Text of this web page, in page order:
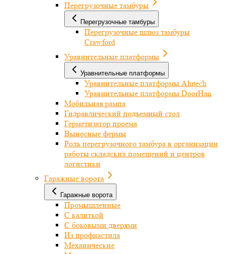
Перегрузочные тамбуры
Перегрузочные тамбуры
Перегрузочные шлюз тамбуры
Crawford
Уравнительные платформы
Уравнительные платформы
Уравнительные платформы Alutech
Уравнительные платформы DoorHan
Мобильная рампа
Гидравлический подъемный стол
Герметизатор проема
Выносные фермы
Роль перегрузочного тамбура в организации
работы складских помещений и центров
логистики
Гаражные ворота
Гаражные ворота
Промышленные
С калиткой
С боковыми дверями
Из профнастила
Механические